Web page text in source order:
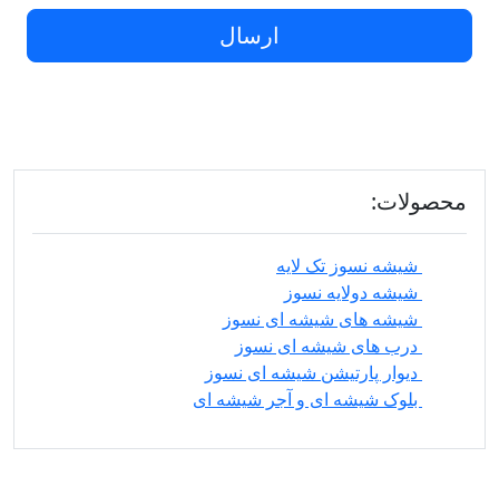
ارسال
محصولات:
شیشه نسوز تک لایه
شیشه دولایه نسوز
شیشه های شیشه ای نسوز
درب های شیشه ای نسوز
دیوار پارتیشن شیشه ای نسوز
بلوک شیشه ای و آجر شیشه ای